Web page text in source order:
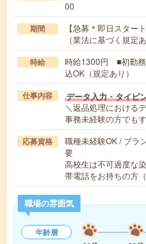
00
期間
【急募＊即日スター
（業法に基づく規定あ
時給
時給1300円 ■初勤務
込OK（規定あり）
仕事内容 データ入力・タイピ
＼返品処理における
事務未経験の方でも
応募資格
職種未経験OK / ブラ
要
高校生は不可過度な
帯電話をお持ちの方
職場の雰囲気
年齢層